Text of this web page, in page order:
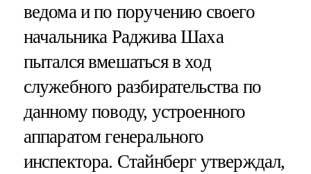
ведома и по поручению своего
начальника Раджива Шаха
пытался вмешаться в ход
служебного разбирательства по
данному поводу, устроенного
аппаратом генерального
инспектора. Стайнберг утверждал,